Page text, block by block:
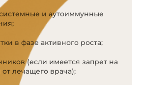
и аутоиммунные
в фазе активного роста;
(если имеется запрет на
лечащего врача);